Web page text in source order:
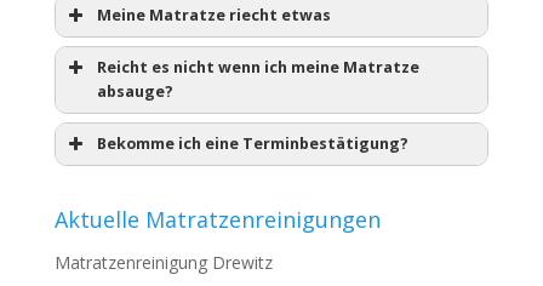
Meine Matratze riecht etwas
Reicht es nicht wenn ich meine Matratze
absauge?
Bekomme ich eine Terminbestätigung?
Aktuelle Matratzenreinigungen
Matratzenreinigung Drewitz